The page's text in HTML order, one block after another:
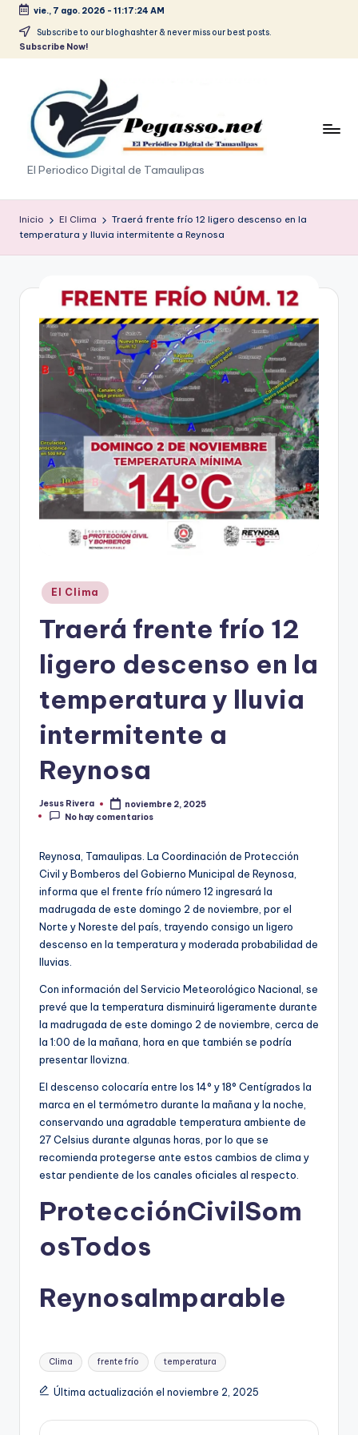
Saltar
vie., 7 ago. 2026 - 11:17:24 AM
Subscribe to our bloghashter & never miss our best posts.
Subscribe Now!
p
e
g
a
p
El Periodico Digital de Tamaulipas
Inicio El Clima
Traerá frente frío 12 ligero descenso en la
temperatura y lluvia intermitente a Reynosa
Publicado
en
El Clima
Traerá frente frío 12
ligero descenso en la
temperatura y lluvia
intermitente a
Reynosa
Publicado
por
Jesus Rivera
noviembre 2, 2025
No hay comentarios
Reynosa, Tamaulipas. La Coordinación de Protección
Civil y Bomberos del Gobierno Municipal de Reynosa,
informa que el frente frío número 12 ingresará la
madrugada de este domingo 2 de noviembre, por el
Norte y Noreste del país, trayendo consigo un ligero
descenso en la temperatura y moderada probabilidad de
lluvias.
Con información del Servicio Meteorológico Nacional, se
prevé que la temperatura disminuirá ligeramente durante
la madrugada de este domingo 2 de noviembre, cerca de
la 1:00 de la mañana, hora en que también se podría
presentar llovizna.
El descenso colocaría entre los 14° y 18° Centígrados la
marca en el termómetro durante la mañana y la noche,
conservando una agradable temperatura ambiente de
27 Celsius durante algunas horas, por lo que se
recomienda protegerse ante estos cambios de clima y
estar pendiente de los canales oficiales al respecto.
ProtecciónCivilSom
osTodos
ReynosaImparable
Etiquetas:
Clima frente frío temperatura
Última actualización el noviembre 2, 2025